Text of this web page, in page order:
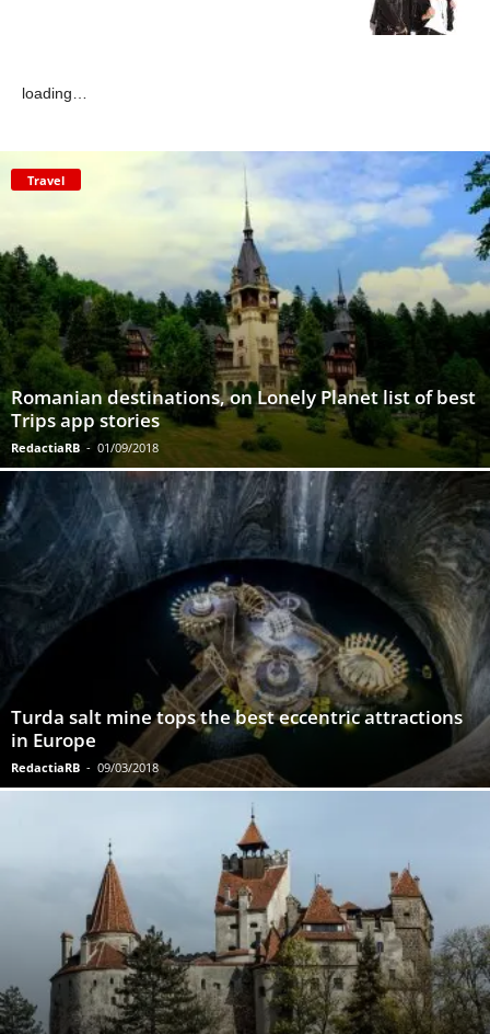
loading…
Travel
Romanian destinations, on Lonely Planet list of best
Trips app stories
RedactiaRB - 01/09/2018
Turda salt mine tops the best eccentric attractions
in Europe
RedactiaRB - 09/03/2018